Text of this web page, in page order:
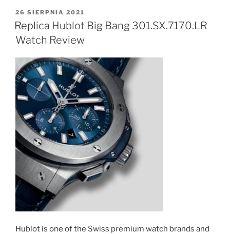
OPUBLIKOWANE
W
26 SIERPNIA 2021
Replica Hublot Big Bang 301.SX.7170.LR
Watch Review
Hublot is one of the Swiss premium watch brands and